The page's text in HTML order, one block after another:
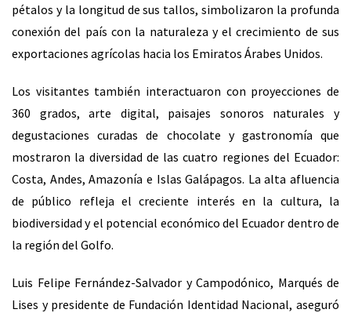
pétalos y la longitud de sus tallos, simbolizaron la profunda
conexión del país con la naturaleza y el crecimiento de sus
exportaciones agrícolas hacia los Emiratos Árabes Unidos.
Los visitantes también interactuaron con proyecciones de
360 grados, arte digital, paisajes sonoros naturales y
degustaciones curadas de chocolate y gastronomía que
mostraron la diversidad de las cuatro regiones del Ecuador:
Costa, Andes, Amazonía e Islas Galápagos. La alta afluencia
de público refleja el creciente interés en la cultura, la
biodiversidad y el potencial económico del Ecuador dentro de
la región del Golfo.
Luis Felipe Fernández-Salvador y Campodónico, Marqués de
Lises y presidente de Fundación Identidad Nacional, aseguró